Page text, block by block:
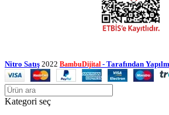
Nitro Satış 2022 BambuDijital - Tarafından
Kategori seç